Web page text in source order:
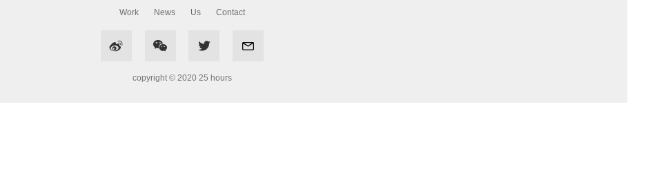
Work News Us Contact
  
copyright © 2020 25 hours